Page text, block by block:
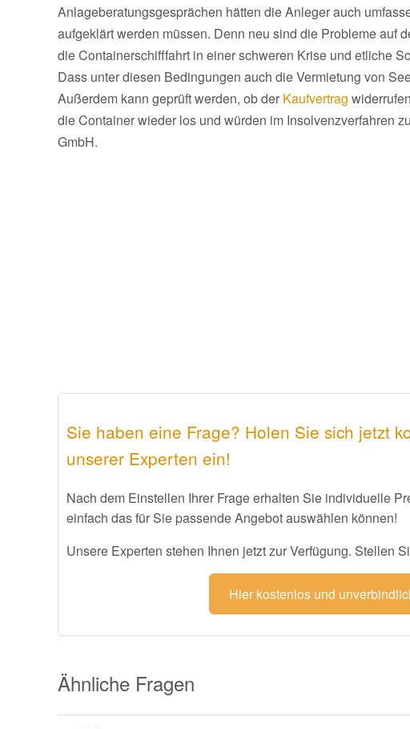
Anlageberatungsgesprächen hätten die Anleger auch
aufgeklärt werden müssen. Denn neu sind die Probleme auf
die Containerschifffahrt in einer schweren Krise und etliche
Dass unter diesen Bedingungen auch die Vermietung von
Außerdem kann geprüft werden, ob der Kaufvertrag
die Container wieder los und würden im Insolvenzverfahren
GmbH.
Sie haben eine Frage? Holen Sie sich jetzt
unserer Experten ein!
Nach dem Einstellen Ihrer Frage erhalten Sie individuelle
einfach das für Sie passende Angebot auswählen können!
Unsere Experten stehen Ihnen jetzt zur Verfügung. Stellen
Hier kostenlos und
Ähnliche Fragen